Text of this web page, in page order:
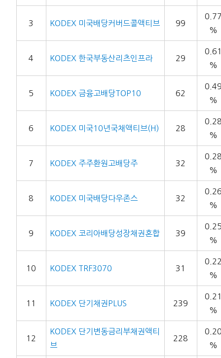
3 KODEX 미국배당커버드콜액티브 99
%
4 KODEX 한국부동산리츠인프라 29
%
5 KODEX 금융고배당TOP10 62
%
6 KODEX 미국10년국채액티브(H) 28
%
7 KODEX 주주환원고배당주 32
%
8 KODEX 미국배당다우존스 32
%
9 KODEX 코리아배당성장채권혼합 39
%
10 KODEX TRF3070 31
%
11 KODEX 단기채권PLUS 239
%
12
KODEX 단기변동금리부채권액티
브
228
%